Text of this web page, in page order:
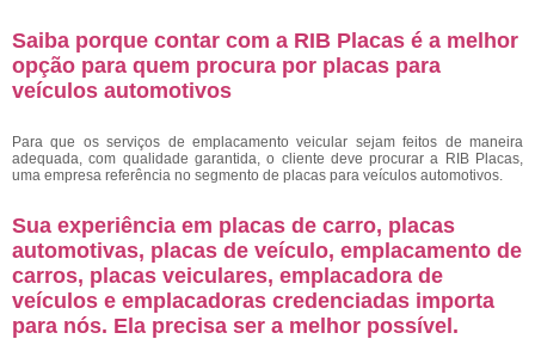
Saiba porque contar com a RIB Placas é a melhor
opção para quem procura por placas para
veículos automotivos
Para que os serviços de emplacamento veicular sejam feitos de maneira
adequada, com qualidade garantida, o cliente deve procurar a RIB Placas,
uma empresa referência no segmento de placas para veículos automotivos.
Sua experiência em placas de carro, placas
automotivas, placas de veículo, emplacamento de
carros, placas veiculares, emplacadora de
veículos e emplacadoras credenciadas importa
para nós. Ela precisa ser a melhor possível.